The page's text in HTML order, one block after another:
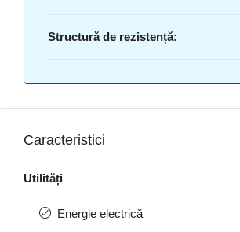
Structură de rezistență:
Caracteristici
Utilități
Energie electrică